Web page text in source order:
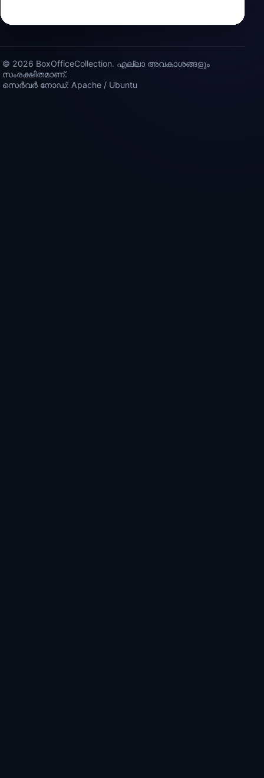
© 2026 BoxOfficeCollection. എല്ലാ അവകാശങ്ങളും
സംരക്ഷിതമാണ്.
സെർവർ നോഡ്: Apache / Ubuntu